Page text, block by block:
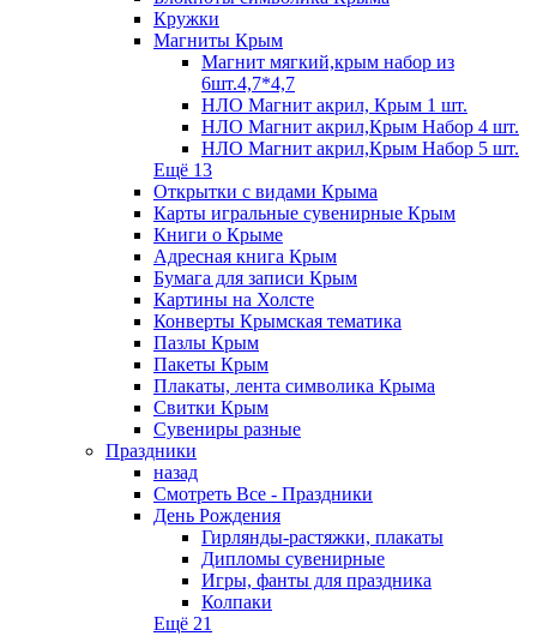
Кружки
Магниты Крым
Магнит мягкий,крым набор из
6шт.4,7*4,7
НЛО Магнит акрил, Крым 1 шт.
НЛО Магнит акрил,Крым Набор 4 шт.
НЛО Магнит акрил,Крым Набор 5 шт.
Ещё 13
Открытки с видами Крыма
Карты игральные сувенирные Крым
Книги о Крыме
Адресная книга Крым
Бумага для записи Крым
Картины на Холсте
Конверты Крымская тематика
Пазлы Крым
Пакеты Крым
Плакаты, лента символика Крыма
Свитки Крым
Сувениры разные
Праздники
назад
Смотреть Все - Праздники
День Рождения
Гирлянды-растяжки, плакаты
Дипломы сувенирные
Игры, фанты для праздника
Колпаки
Ещё 21